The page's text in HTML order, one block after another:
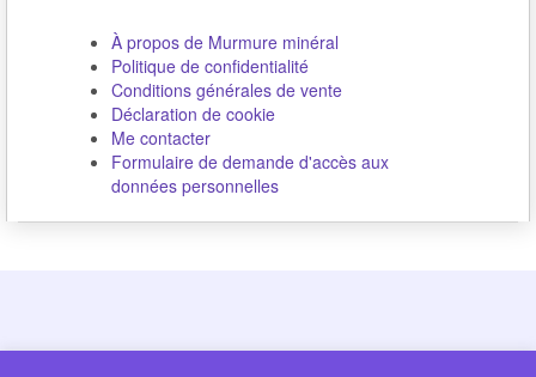
À propos de Murmure minéral
Politique de confidentialité
Conditions générales de vente
Déclaration de cookie
Me contacter
Formulaire de demande d'accès aux
données personnelles